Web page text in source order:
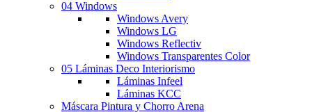
04 Windows
Windows Avery
Windows LG
Windows Reflectiv
Windows Transparentes Color
05 Láminas Deco Interiorismo
Láminas Infeel
Láminas KCC
Máscara Pintura y Chorro Arena